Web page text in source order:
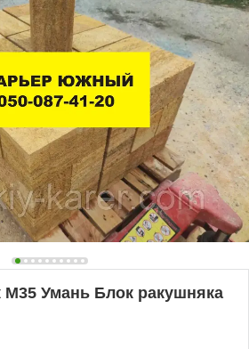
М35 Умань Блок ракушняка